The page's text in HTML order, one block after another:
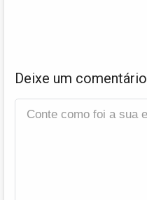
Deixe um comentário